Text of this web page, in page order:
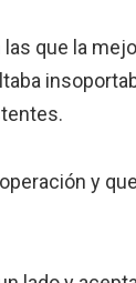
que la
y